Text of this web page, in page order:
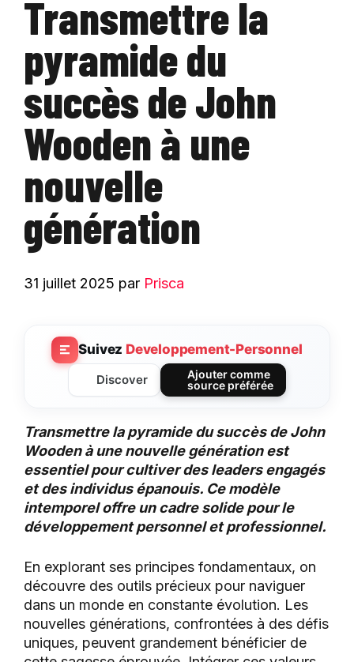
Transmettre la
pyramide du
succès de John
Wooden à une
nouvelle
génération
31 juillet 2025 par Prisca
Suivez Developpement-Personnel
Discover
Ajouter comme
source préférée
Transmettre la pyramide du succès de John
Wooden à une nouvelle génération est
essentiel pour cultiver des leaders engagés
et des individus épanouis. Ce modèle
intemporel offre un cadre solide pour le
développement personnel et professionnel.
En explorant ses principes fondamentaux, on
découvre des outils précieux pour naviguer
dans un monde en constante évolution. Les
nouvelles générations, confrontées à des défis
uniques, peuvent grandement bénéficier de